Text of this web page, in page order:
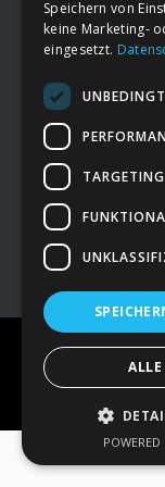
Footer
Deine
→ Impressum
→Kontakt
Speichern von
keine Marketing-
eingesetzt.
TARGETING